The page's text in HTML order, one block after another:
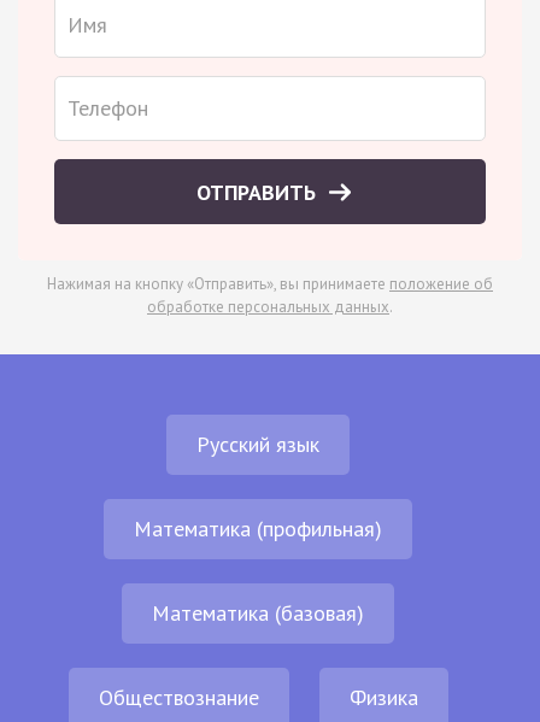
ОТПРАВИТЬ
Нажимая на кнопку «Отправить», вы принимаете положение об
обработке персональных данных.
Русский язык
Математика (профильная)
Математика (базовая)
Обществознание Физика